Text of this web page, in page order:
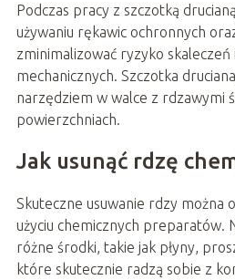
Podczas pracy z szczotką
używaniu rękawic ochronnych
zminimalizować ryzyko skaleczeń
mechanicznych. Szczotka
narzędziem w walce z rdzawymi
powierzchniach.
Jak usunąć rdzę
Skuteczne usuwanie rdzy można
użyciu chemicznych preparatów.
różne środki, takie jak płyny,
które skutecznie radzą sobie z